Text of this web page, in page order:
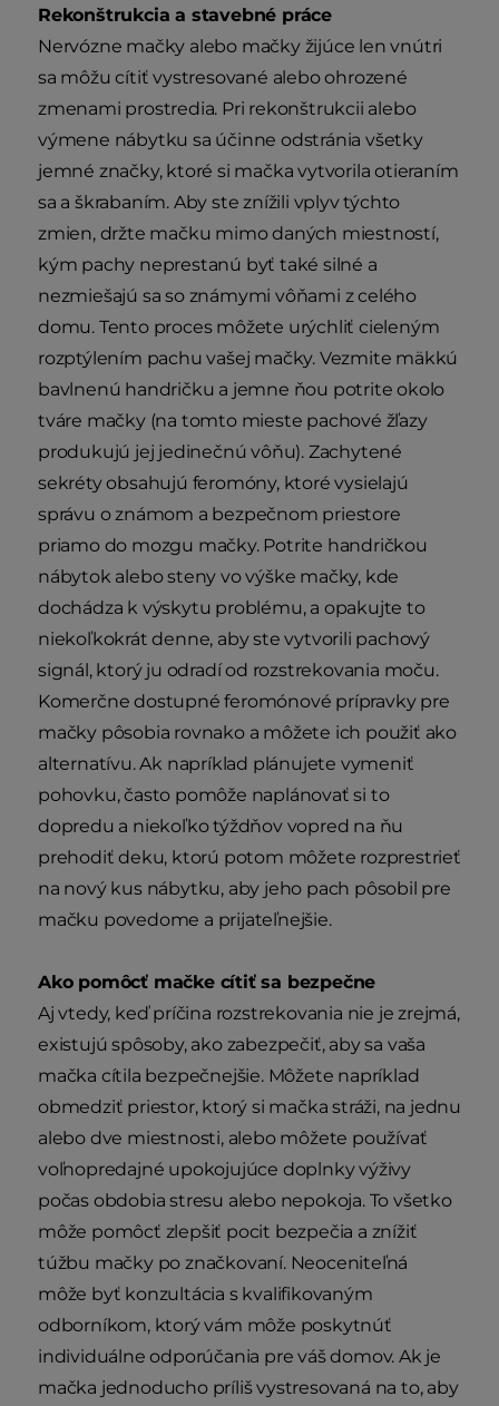
Rekonštrukcia a stavebné práce
Nervózne mačky alebo mačky žijúce len vnútri
sa môžu cítiť vystresované alebo ohrozené
zmenami prostredia. Pri rekonštrukcii alebo
výmene nábytku sa účinne odstránia všetky
jemné značky, ktoré si mačka vytvorila otieraním
sa a škrabaním. Aby ste znížili vplyv týchto
zmien, držte mačku mimo daných miestností,
kým pachy neprestanú byť také silné a
nezmiešajú sa so známymi vôňami z celého
domu. Tento proces môžete urýchliť cieleným
rozptýlením pachu vašej mačky. Vezmite mäkkú
bavlnenú handričku a jemne ňou potrite okolo
tváre mačky (na tomto mieste pachové žľazy
produkujú jej jedinečnú vôňu). Zachytené
sekréty obsahujú feromóny, ktoré vysielajú
správu o známom a bezpečnom priestore
priamo do mozgu mačky. Potrite handričkou
nábytok alebo steny vo výške mačky, kde
dochádza k výskytu problému, a opakujte to
niekoľkokrát denne, aby ste vytvorili pachový
signál, ktorý ju odradí od rozstrekovania moču.
Komerčne dostupné feromónové prípravky pre
mačky pôsobia rovnako a môžete ich použiť ako
alternatívu. Ak napríklad plánujete vymeniť
pohovku, často pomôže naplánovať si to
dopredu a niekoľko týždňov vopred na ňu
prehodiť deku, ktorú potom môžete rozprestrieť
na nový kus nábytku, aby jeho pach pôsobil pre
mačku povedome a prijateľnejšie.
Ako pomôcť mačke cítiť sa bezpečne
Aj vtedy, keď príčina rozstrekovania nie je zrejmá,
existujú spôsoby, ako zabezpečiť, aby sa vaša
mačka cítila bezpečnejšie. Môžete napríklad
obmedziť priestor, ktorý si mačka stráži, na jednu
alebo dve miestnosti, alebo môžete používať
voľnopredajné upokojujúce doplnky výživy
počas obdobia stresu alebo nepokoja. To všetko
môže pomôcť zlepšiť pocit bezpečia a znížiť
túžbu mačky po značkovaní. Neoceniteľná
môže byť konzultácia s kvalifikovaným
odborníkom, ktorý vám môže poskytnúť
individuálne odporúčania pre váš domov. Ak je
mačka jednoducho príliš vystresovaná na to, aby